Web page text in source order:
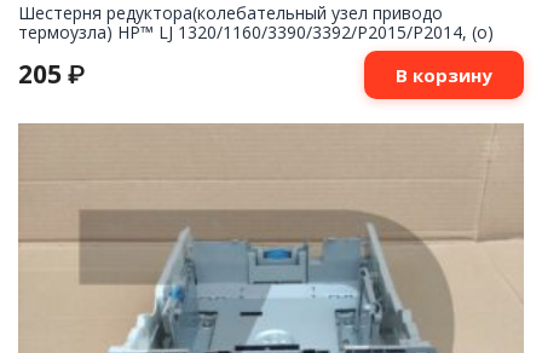
Шестерня редуктора(колебательный узел приводо
термоузла) HP™ LJ 1320/1160/3390/3392/P2015/P2014, (о)
205 ₽ В корзину